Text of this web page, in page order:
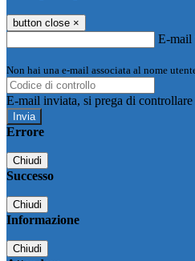
button close ×
E-mail
Non hai una e-mail associata al nome
E-mail inviata, si prega di
Errore
Chiudi
Successo
Chiudi
Informazione
Chiudi